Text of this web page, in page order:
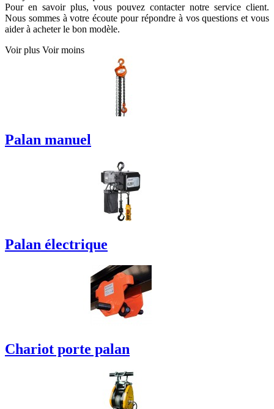
Pour en savoir plus, vous pouvez contacter notre service client.
Nous sommes à votre écoute pour répondre à vos questions et vous
aider à acheter le bon modèle.
Voir plus Voir moins
Palan manuel
Palan électrique
Chariot porte palan